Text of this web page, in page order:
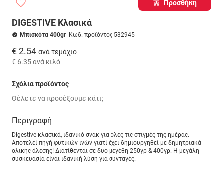
Προσθήκη
DIGESTIVE Κλασικά
Μπισκότα 400gr- Κωδ. προϊόντος 532945
€ 2.54 ανά τεμάχιο
€ 6.35ανά κιλό
Σχόλια προϊόντος
Περιγραφή
Digestive κλασικά, ιδανικό σνακ για όλες τις στιγμές της ημέρας.
Αποτελεί πηγή φυτικών ινών γιατί έχει δημιουργηθεί με δημητριακά
ολικής άλεσης! Διατίθενται σε δυο μεγέθη 250γρ & 400γρ. Η μεγάλη
συσκευασία είναι ιδανική λύση για συνταγές.